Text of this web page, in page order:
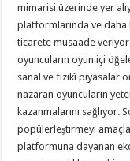
mimarisi üzerinde yer
platformlarında ve daha
ticarete müsaade veriyor.
oyuncuların oyun içi
sanal ve fizikî piyasalar
nazaran oyuncuların
kazanmalarını sağlıyor.
popülerleştirmeyi
platformuna dayanan